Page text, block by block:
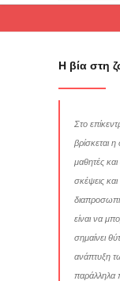
Η βία στη
Στο
βρίσκεται
μαθητές και
σκέψεις
είναι να
σημαίνει
ανάπτυξη
παράλληλα